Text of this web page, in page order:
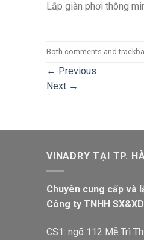
Lắp giàn phơi thông
Both comments and
← Previous
Next →
VINADRY TẠI TP.
Chuyên cung cấp và
Công ty TNHH
CS1: ngõ 112 Mễ Trì